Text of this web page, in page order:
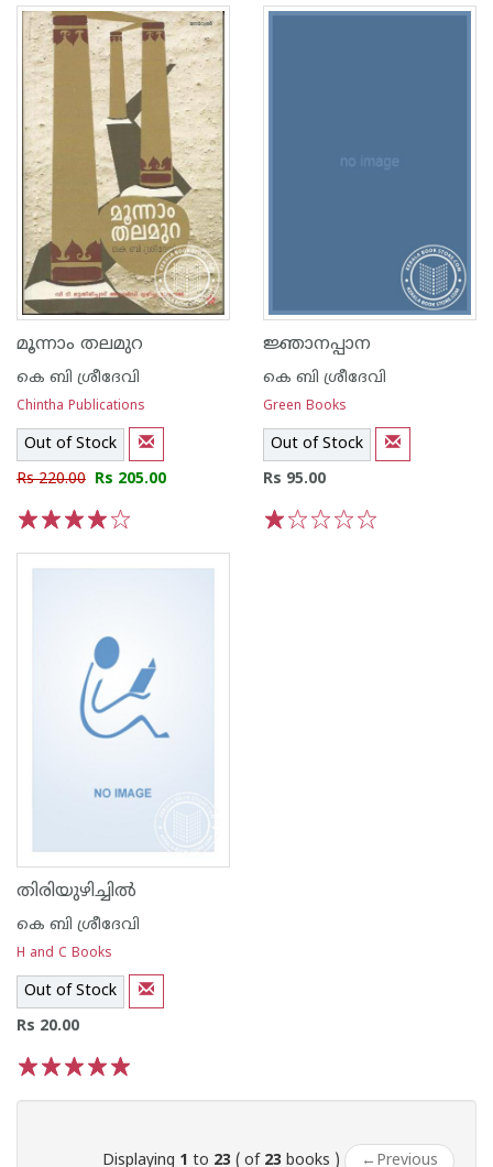
മൂന്നാം തലമുറ
കെ ബി ശ്രീദേവി
Chintha Publications
Out of Stock
Rs 220.00 Rs 205.00
ജ്ഞാനപ്പാന
കെ ബി ശ്രീദേവി
Green Books
Out of Stock
Rs 95.00
തിരിയുഴിച്ചില്‍
കെ ബി ശ്രീദേവി
H and C Books
Out of Stock
Rs 20.00
Displaying 1 to 23 ( of 23 books ) ← Previous